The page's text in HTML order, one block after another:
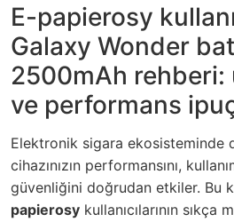
E-papierosy
Galaxy Wonder
2500mAh rehberi:
ve performans
Elektronik sigara ekosisteminde
cihazınızın performansını,
güvenliğini doğrudan etkiler. Bu
papierosy kullanıcılarının